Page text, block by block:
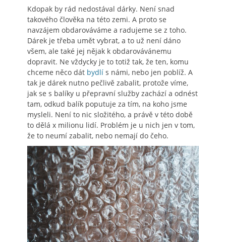
Kdopak by rád nedostával dárky. Není snad
takového člověka na této zemi. A proto se
navzájem obdarováváme a radujeme se z toho.
Dárek je třeba umět vybrat, a to už není dáno
všem, ale také jej nějak k obdarovávánemu
dopravit. Ne vždycky je to totiž tak, že ten, komu
chceme něco dát bydlí s námi, nebo jen poblíž. A
tak je dárek nutno pečlivě zabalit, protože víme,
jak se s balíky u přepravní služby zachází a odnést
tam, odkud balík poputuje za tím, na koho jsme
mysleli. Není to nic složitého, a právě v této době
to dělá x milionu lidí. Problém je u nich jen v tom,
že to neumí zabalit, nebo nemají do čeho.